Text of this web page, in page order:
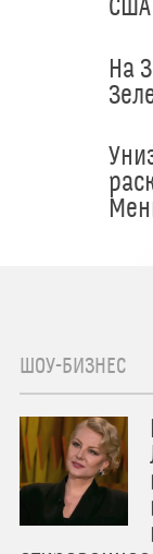
На
ШОУ-БИЗНЕС